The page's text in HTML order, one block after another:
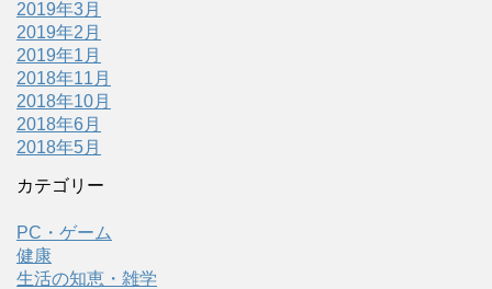
2019年3月
2019年2月
2019年1月
2018年11月
2018年10月
2018年6月
2018年5月
カテゴリー
PC・ゲーム
健康
生活の知恵・雑学